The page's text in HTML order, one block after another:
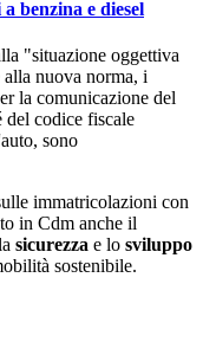
benzina e diesel
"situazione oggettiva
nuova norma, i
la comunicazione del
del codice fiscale
sono
immatricolazioni con
in Cdm anche il
sicurezza e lo sviluppo
sostenibile.